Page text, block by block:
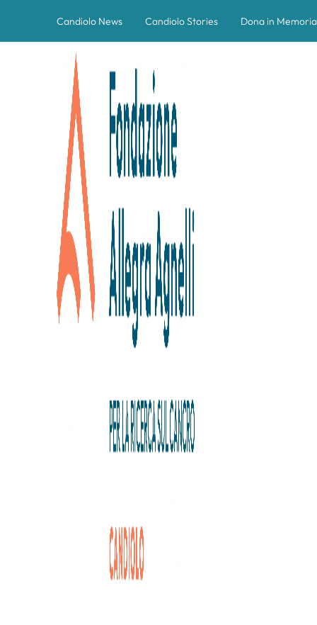
Candiolo News Candiolo Stories Dona in Memoria